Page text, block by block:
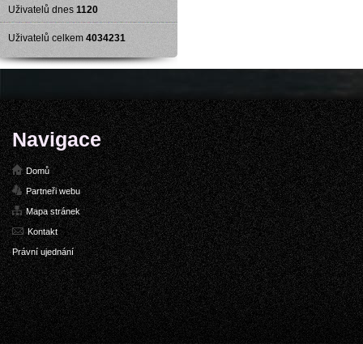
Uživatelů dnes 1120
Uživatelů celkem 4034231
Navigace
Domů
Partneři webu
Mapa stránek
Kontakt
Právní ujednání